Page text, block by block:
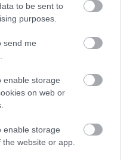
to be sent to
purposes.
send me
enable storage
on web or
enable storage
website or app.
van az,
A jó hír az, hogy
és máris búcsút
GYÉMÁNT
indul a